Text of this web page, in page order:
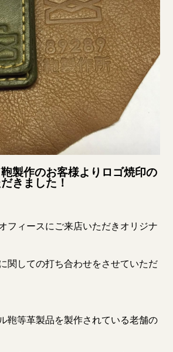
製作のお客様よりロゴ焼印の
きました！
フィースにご来店いただきオリジナ
関しての打ち合わせをさせていただ
鞄等革製品を製作されている老舗の